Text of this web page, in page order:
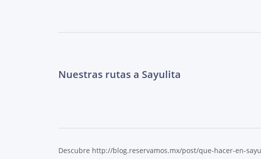
Nuestras rutas a Sayulita
Descubre http://blog.reservamos.mx/post/que-hacer-en-